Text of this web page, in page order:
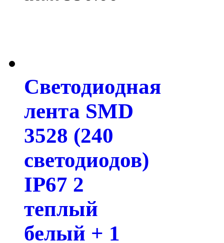
Светодиодная
лента SMD
3528 (240
светодиодов)
IP67 2
теплый
белый + 1